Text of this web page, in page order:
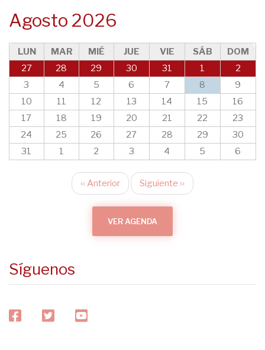
Agosto 2026
LUN MAR MIÉ JUE VIE SÁB
DOM
27
28 29 30 31 1
2
3
4 5 6 7 8
9
10
11 12 13 14 15
16
17
18 19 20 21 22
23
24
25 26 27 28 29
30
31
1 2 3 4 5 6
Paginación
‹‹ Anterior Siguiente ››
VER AGENDA
Síguenos
facebooktwitteryoutube